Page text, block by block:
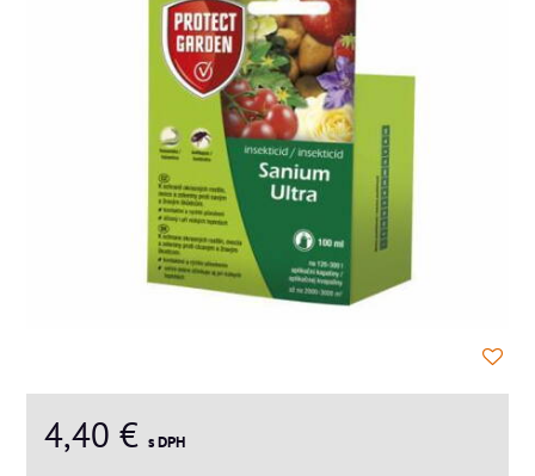
4,40 € s DPH